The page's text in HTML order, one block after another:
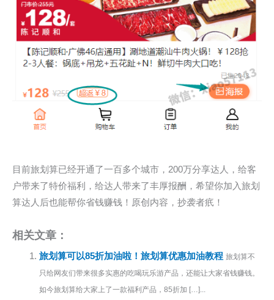
目前旅划算已经开通了一百多个城市，200万分享达人，给客
户带来了特价福利，给达人带来了丰厚报酬，希望你加入旅划
算达人后也能帮你省钱赚钱！原创内容，抄袭者疧！
相关文章：
旅划算可以85折加油啦！旅划算优惠加油教程 旅划算不
只给网友们带来很多实惠的吃喝玩乐游产品，还能让大家省钱赚钱。
如今旅划算给大家上了一款福利产品，85折加 […]...